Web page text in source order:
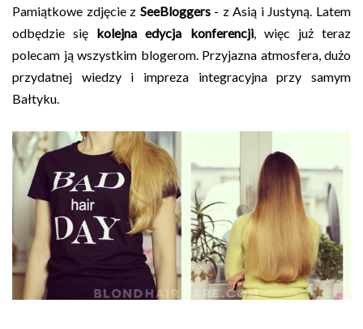
Pamiątkowe zdjęcie z SeeBloggers- z Asią i Justyną. Latem
odbędzie się kolejna edycja konferencji, więc już teraz
polecam ją wszystkim blogerom. Przyjazna atmosfera, dużo
przydatnej wiedzy i impreza integracyjna przy samym
Bałtyku.